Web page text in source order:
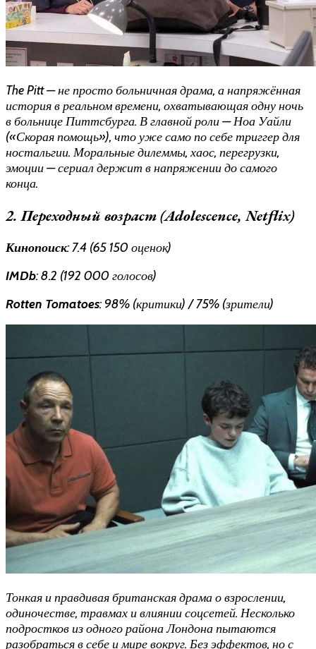
The Pitt — не просто больничная драма, а напряжённая
история в реальном времени, охватывающая одну ночь
в больнице Питтсбурга. В главной роли — Ноа Уайли
(«Скорая помощь»), что уже само по себе триггер для
ностальгии. Моральные дилеммы, хаос, перегрузки,
эмоции — сериал держит в напряжении до самого
конца.
2. Переходный возраст (Adolescence, Netflix)
Кинопоиск: 7.4 (65 150 оценок)
IMDb: 8.2 (192 000 голосов)
Rotten Tomatoes: 98% (критики) / 75% (зрители)
Тонкая и правдивая британская драма о взрослении,
одиночестве, травмах и влиянии соцсетей. Несколько
подростков из одного района Лондона пытаются
разобраться в себе и мире вокруг. Без эффектов, но с